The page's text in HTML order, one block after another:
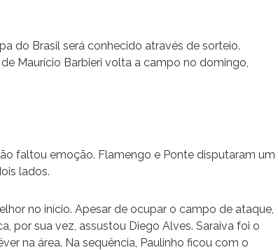
do Brasil será conhecido através de sorteio.
Maurício Barbieri volta a campo no domingo,
faltou emoção. Flamengo e Ponte disputaram um
lados.
no início. Apesar de ocupar o campo de ataque,
por sua vez, assustou Diego Alves. Saraiva foi o
na área. Na sequência, Paulinho ficou com o